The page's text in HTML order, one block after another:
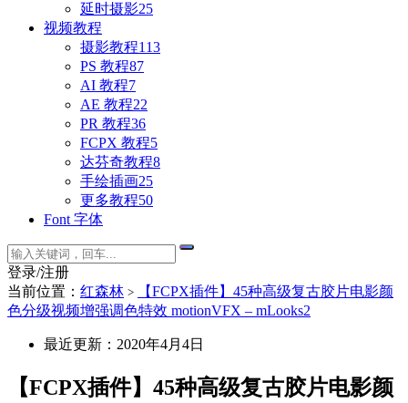
延时摄影25
视频教程
摄影教程113
PS 教程87
AI 教程7
AE 教程22
PR 教程36
FCPX 教程5
达芬奇教程8
手绘插画25
更多教程50
Font 字体
登录/注册
当前位置： 红森林 >
【FCPX插件】45种高级复古胶片电影颜
色分级视频增强调色特效 motionVFX – mLooks2
最近更新：2020年4月4日
【FCPX插件】45种高级复古胶片电影颜